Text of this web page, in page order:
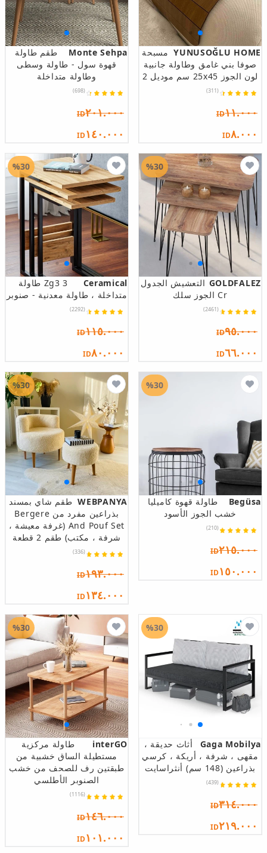
YUNUSOĞLU HOME مسبحة
صوفا بني غامق وطاولة جانبية
لون الجوز 25x45 سم موديل 2
(311)
ID١١.٠٠٠
ID٨.٠٠٠
Monte Sehpa
طقم طاولة
قهوة سول - طاولة وسطى
وطاولة متداخلة
(698)
ID٢٠١.٠٠٠
ID١٤٠.٠٠٠
GOLDFALEZ التعشيش الجدول
Cr الجوز سلك
(2461)
ID٩٥.٠٠٠
ID٦٦.٠٠٠
%30
Ceramical
Zg3 3 طاولة
متداخلة ، طاولة معدنية - صنوبر
(2292)
ID١١٥.٠٠٠
ID٨٠.٠٠٠
%30
Begüsa
طاولة قهوة كاميليا
خشب الجوز الأسود
(210)
ID٢١٥.٠٠٠
ID١٥٠.٠٠٠
%30
WEBPANYA طقم شاي بمسند
بذراعين مفرد من Bergere
And Pouf Set (غرفة معيشة ،
شرفة ، مكتب) طقم 2 قطعة
(336)
ID١٩٣.٠٠٠
ID١٣٤.٠٠٠
%30
Gaga Mobilya
أثاث حديقة ،
مقهى ، شرفة ، أريكة ، كرسي
بذراعين (148 سم) أنثراسايت
(439)
ID٣١٤.٠٠٠
ID٢١٩.٠٠٠
%30
interGO
طاولة مركزية
مستطيلة الساق خشبية من
طبقتين رف للصحف من خشب
الصنوبر الأطلسي
(1116)
ID١٤٦.٠٠٠
ID١٠١.٠٠٠
%30